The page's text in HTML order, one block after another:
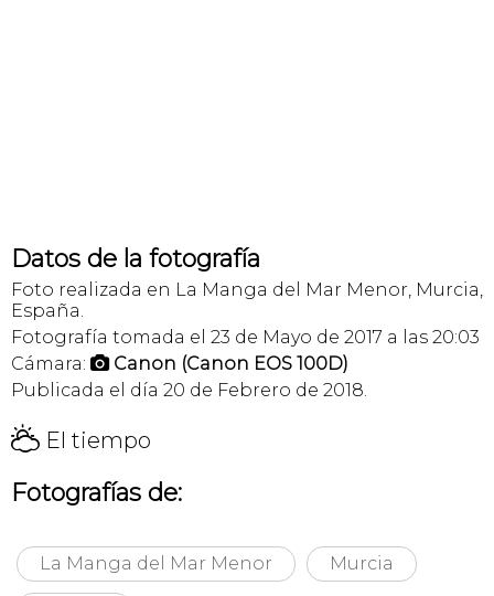
Datos de la fotografía
Foto realizada en La Manga del Mar Menor, Murcia,
España.
Fotografía tomada el 23 de Mayo de 2017 a las 20:03
Cámara:  Canon (Canon EOS 100D)
Publicada el día 20 de Febrero de 2018.
H El tiempo
Fotografías de:
La Manga del Mar Menor Murcia